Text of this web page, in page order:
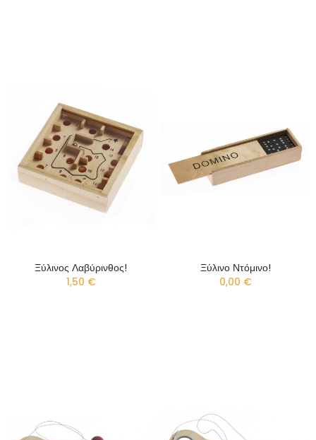
Ξύλινος Λαβύρινθος!
1,50 €
Ξύλινο Ντόμινο!
0,00 €